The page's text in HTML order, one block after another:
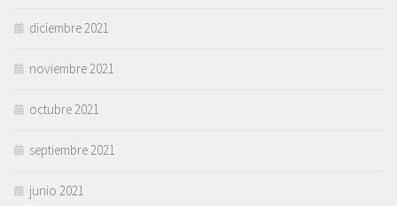
diciembre 2021
noviembre 2021
octubre 2021
septiembre 2021
junio 2021